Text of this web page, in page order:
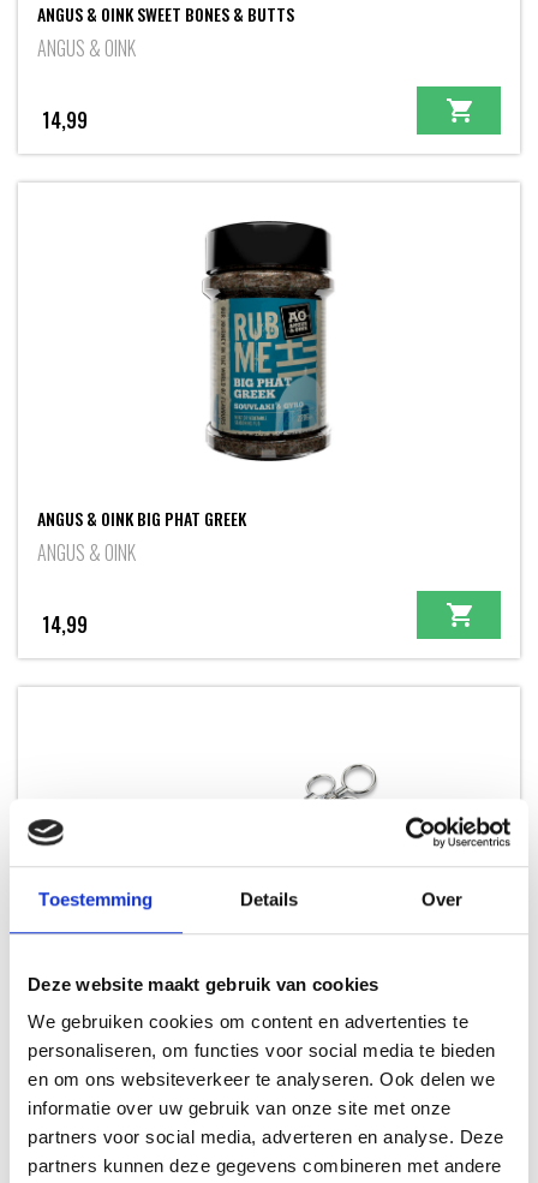
Toestemming Details Over
Deze website maakt gebruik van cookies
We gebruiken cookies om content en advertenties te
personaliseren, om functies voor social media te bieden
en om ons websiteverkeer te analyseren. Ook delen we
informatie over uw gebruik van onze site met onze
partners voor social media, adverteren en analyse. Deze
partners kunnen deze gegevens combineren met andere
ANGUS & OINK SWEET BONES & BUTTS
ANGUS & OINK
14,99
ANGUS & OINK BIG PHAT GREEK
ANGUS & OINK
14,99
TURNPIKE SMOKERS STAINLESS STEEL INJECTOR KIT
BARBECUETOOLS
24,99